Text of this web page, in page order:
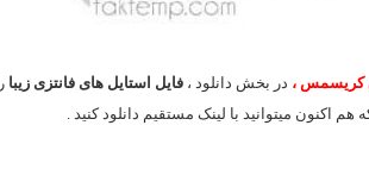
در بخش دانلود ،فایل استایل های فانتزی زیبارا
هم اکنون میتوانید با لینک مستقیم دانلود کنید .